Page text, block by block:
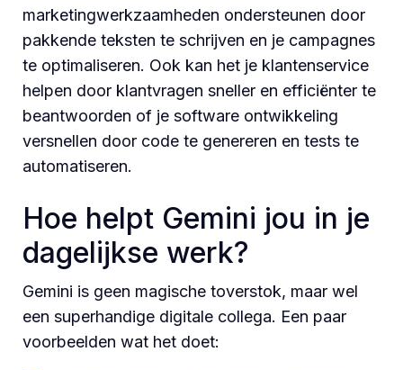
marketingwerkzaamheden ondersteunen door
pakkende teksten te schrijven en je campagnes
te optimaliseren. Ook kan het je klantenservice
helpen door klantvragen sneller en efficiënter te
beantwoorden of je software ontwikkeling
versnellen door code te genereren en tests te
automatiseren.
Hoe helpt Gemini jou in je
dagelijkse werk?
Gemini is geen magische toverstok, maar wel
een superhandige digitale collega. Een paar
voorbeelden wat het doet: